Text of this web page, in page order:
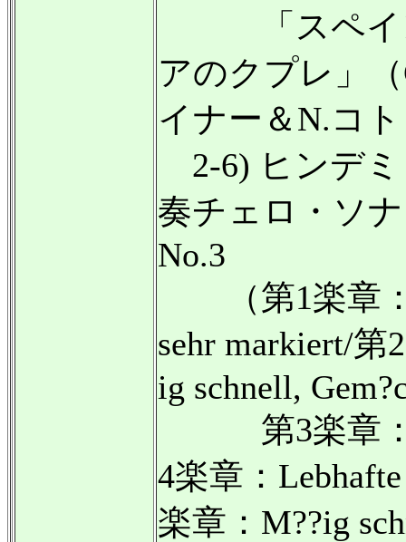
「スペイ
アのクプレ」
イナー＆N.コ
2-6) ヒンデミ
奏チェロ・ソ
No.3
（第1楽章：
sehr markiert/第
ig schnell,
第3楽章：
4楽章：
楽章：M??ig